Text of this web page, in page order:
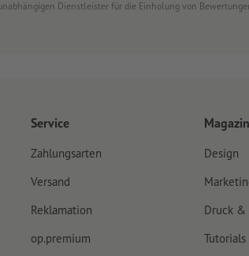
Dienstleister für die Einholung von
Service
Zahlungsarten
Versand
Reklamation
op.premium
Magazin
Design
Druck &
Tutorials